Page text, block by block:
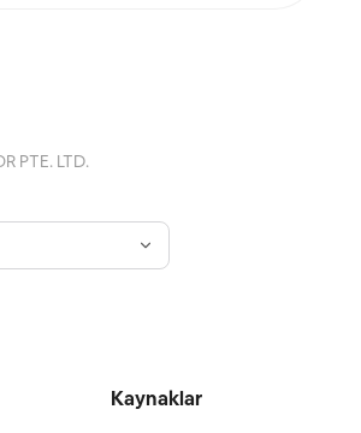
PTE. LTD.
Kaynaklar